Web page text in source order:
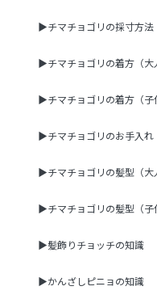
▶チマチョゴリの採寸方法
▶チマチョゴリの着方（大
▶チマチョゴリの着方（子
▶チマチョゴリのお手入れ
▶チマチョゴリの髪型（大
▶チマチョゴリの髪型（子
▶髪飾りチョッチの知識
▶かんざしピニョの知識